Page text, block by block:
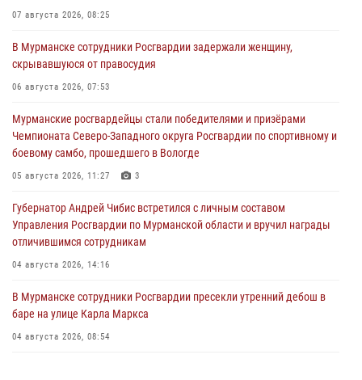
07 августа 2026, 08:25
В Мурманске сотрудники Росгвардии задержали женщину,
скрывавшуюся от правосудия
06 августа 2026, 07:53
Мурманские росгвардейцы стали победителями и призёрами
Чемпионата Северо-Западного округа Росгвардии по спортивному и
боевому самбо, прошедшего в Вологде
05 августа 2026, 11:27 3
Губернатор Андрей Чибис встретился с личным составом
Управления Росгвардии по Мурманской области и вручил награды
отличившимся сотрудникам
04 августа 2026, 14:16
В Мурманске сотрудники Росгвардии пресекли утренний дебош в
баре на улице Карла Маркса
04 августа 2026, 08:54